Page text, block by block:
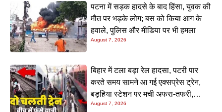
पटना में सड़क हादसे के बाद हिंसा, युवक की
मौत पर भड़के लोग; बस को किया आग के
हवाले, पुलिस और मीडिया पर भी हमला
August 7, 2026
बिहार में टला बड़ा रेल हादसा, पटरी पार
करते समय सामने आ गई एक्सप्रेस ट्रेन,
बड़हिया स्टेशन पर मची अफरा-तफरी,
यात्रियों की लापरवाही आई सामने
August 7, 2026